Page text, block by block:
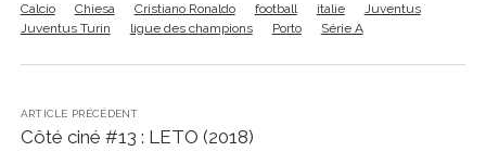
Calcio
Chiesa Cristiano Ronaldo football italie
Juventus
Juventus Turin
ligue des champions Porto Série A
ARTICLE PRÉCÉDENT
Côté ciné #13 : LETO (2018)